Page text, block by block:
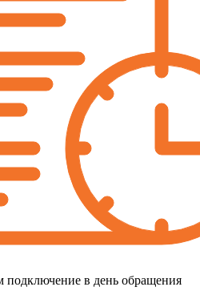
подключение в день обращения